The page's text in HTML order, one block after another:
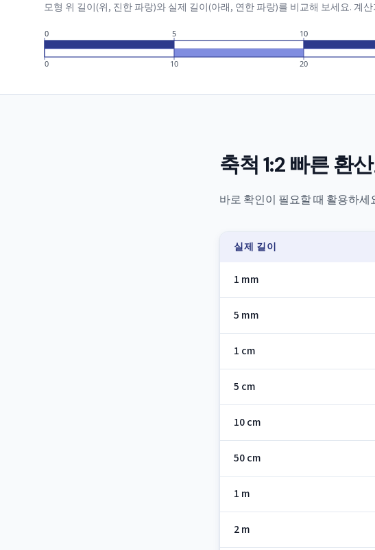
모형 위 길이(위, 진한 파랑)와 실제 길이(아래, 연한 파랑)를 비교해 보세요. 계
0
0
5
10
10
20
축척 1:2 빠른 환
바로 확인이 필요할 때 활용하세
실제 길이
1 mm
5 mm
1 cm
5 cm
10 cm
50 cm
1 m
2 m